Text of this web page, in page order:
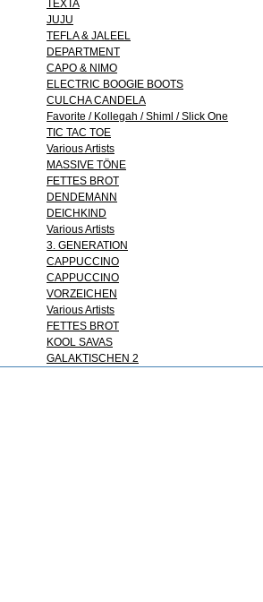
TEXTA
JUJU
TEFLA & JALEEL
DEPARTMENT
CAPO & NIMO
ELECTRIC BOOGIE BOOTS
CULCHA CANDELA
Favorite / Kollegah / Shiml / Slick One
TIC TAC TOE
Various Artists
MASSIVE TÖNE
FETTES BROT
DENDEMANN
DEICHKIND
Various Artists
3. GENERATION
CAPPUCCINO
CAPPUCCINO
VORZEICHEN
Various Artists
FETTES BROT
KOOL SAVAS
GALAKTISCHEN 2